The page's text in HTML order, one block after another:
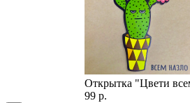
Открытка "Цвети
99 р.